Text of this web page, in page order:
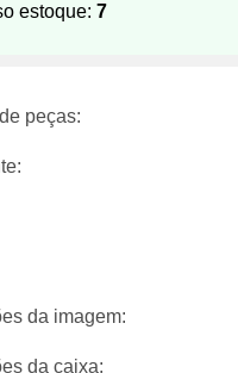
estoque: 7
peças:
da imagem:
da caixa: